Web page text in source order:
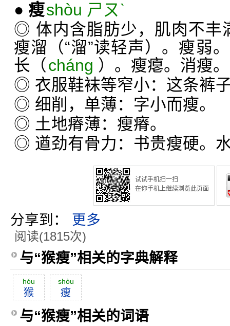
● 瘦shòu ㄕㄡˋ
◎ 体内含脂肪少，肌肉不丰
瘦溜（“溜”读轻声）。瘦弱
长（cháng ）。瘦瘪。消瘦
◎ 衣服鞋袜等窄小：这条裤
◎ 细削，单薄：字小而瘦。
◎ 土地瘠薄：瘦瘠。
◎ 遒劲有骨力：书贵瘦硬。
试试手机扫一扫
在你手机上继续浏览此页面
分享到： 更多
阅读(1815次)
与“猴瘦”相关的字典解释
hóu
猴
shòu
瘦
与“猴瘦”相关的词语